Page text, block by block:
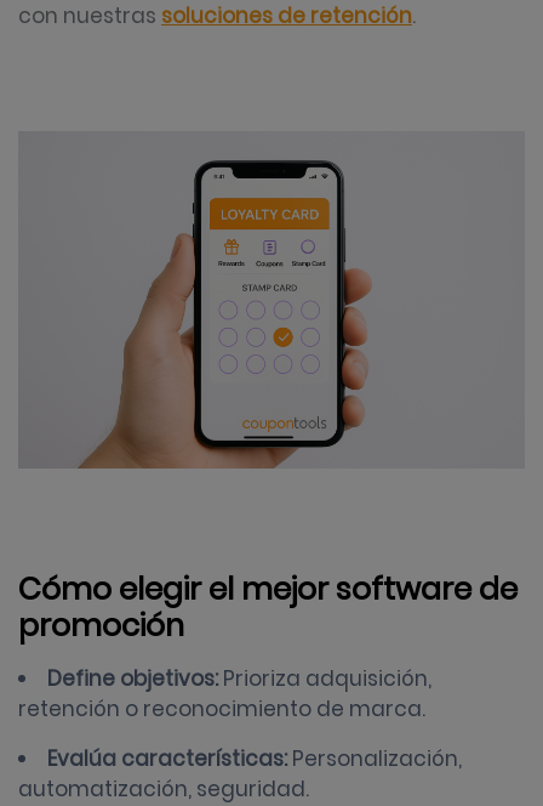
con nuestras soluciones de retención.
Cómo elegir el mejor software de
promoción
Define objetivos: Prioriza adquisición,
retención o reconocimiento de marca.
Evalúa características: Personalización,
automatización, seguridad.